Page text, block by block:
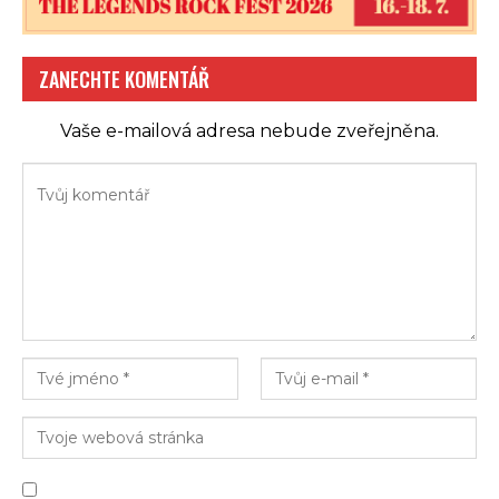
Roses, Metallicy a dlouho očekávaného reunionu
Show Back to the Beginning bude možné sledovat v
webových stránkách akceOZZY | Back to the Beginning
ZANECHTE KOMENTÁŘ
Vaše e-mailová adresa nebude zveřejněna.